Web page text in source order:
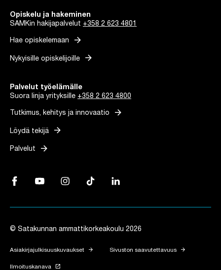
Opiskelu ja hakeminen
SAMKin hakijapalvelut +358 2 623 4801
Hae opiskelemaan arrow_forward
Nykyisille opiskelijoille arrow_forward
Palvelut työelämälle
Suora linja yrityksille +358 2 623 4800
Tutkimus, kehitys ja innovaatio arrow_forward
Löydä tekijä arrow_forward
Palvelut arrow_forward
Facebook, Linkki avautuu uuteen välilehteen
YouTube, Linkki avautuu uuteen välilehteen
Instagram, Linkki avautuu uuteen välilehteen
TikTok, Linkki avautuu uuteen välilehteen
LinkedIn, Linkki avautuu uuteen
© Satakunnan ammattikorkeakoulu 2026
Asiakirjajulkisuuskuvaukset arrow_forward Sivuston saavutettavuus arrow_forward
Ilmoituskanava Linkki avautuu uuteen välilehteen
launch